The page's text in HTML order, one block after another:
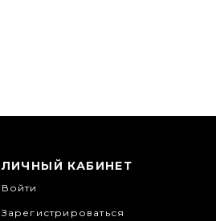
ЛИЧНЫЙ КАБИНЕТ
Войти
Зарегистрироваться